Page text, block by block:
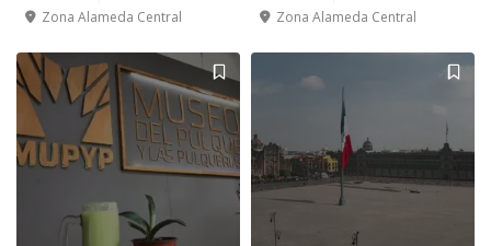
Zona Alameda Central
Zona Alameda Central